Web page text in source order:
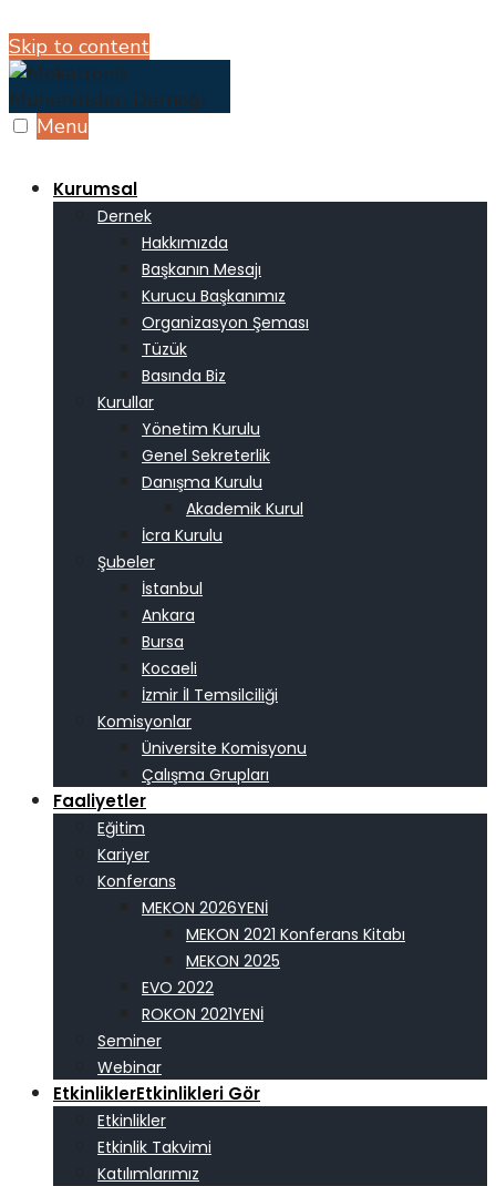
Skip to content
Menu
Kurumsal
Dernek
Hakkımızda
Başkanın Mesajı
Kurucu Başkanımız
Organizasyon Şeması
Tüzük
Basında Biz
Kurullar
Yönetim Kurulu
Genel Sekreterlik
Danışma Kurulu
Akademik Kurul
İcra Kurulu
Şubeler
İstanbul
Ankara
Bursa
Kocaeli
İzmir İl Temsilciliği
Komisyonlar
Üniversite Komisyonu
Çalışma Grupları
Faaliyetler
Eğitim
Kariyer
Konferans
MEKON 2026
MEKON 2021 Konferans Kitabı
MEKON 2025
EVO 2022
ROKON 2021
Seminer
Webinar
EtkinliklerEtkinlikleri Gör
Etkinlikler
Etkinlik Takvimi
Katılımlarımız